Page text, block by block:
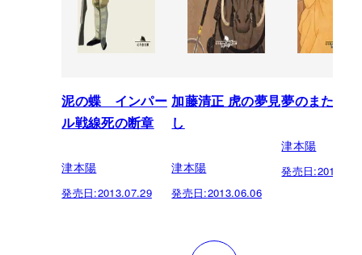
泥の蝶 インパー
ル戦線死の断章
津本陽
発売日:2013.07.29
加藤清正 虎の夢見
し
津本陽
発売日:2013.06.06
夢のまた夢 5
津本陽
発売日: